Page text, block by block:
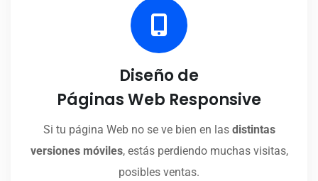
Diseño de
Páginas Web Responsive
Si tu página Web no se ve bien en las distintas
versiones móviles, estás perdiendo muchas visitas,
posibles ventas.